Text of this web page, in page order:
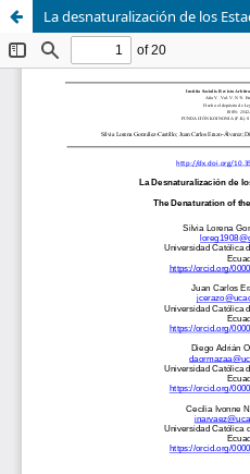
La desnaturalización de los